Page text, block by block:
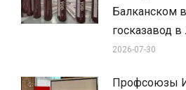
Балканском
госказавод
2026-07-30
Профсоюзы